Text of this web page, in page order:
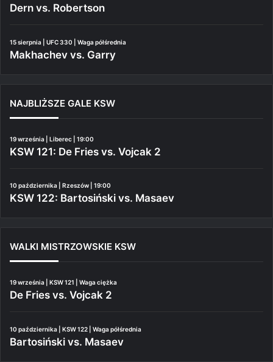
Dern vs. Robertson
15 sierpnia | UFC 330 | Waga półśrednia
Makhachev vs. Garry
NAJBLIŻSZE GALE KSW
19 września | Liberec | 19:00
KSW 121: De Fries vs. Vojcak 2
10 października | Rzeszów | 19:00
KSW 122: Bartosiński vs. Masaev
WALKI MISTRZOWSKIE KSW
19 września | KSW 121 | Waga ciężka
De Fries vs. Vojcak 2
10 października | KSW 122 | Waga półśrednia
Bartosiński vs. Masaev